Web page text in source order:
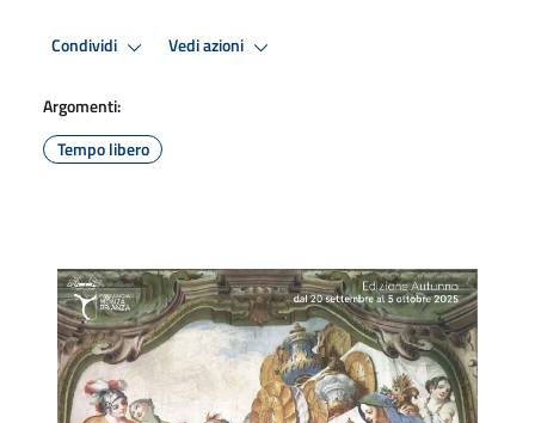
Condividi Vedi azioni
Argomenti:
Tempo libero